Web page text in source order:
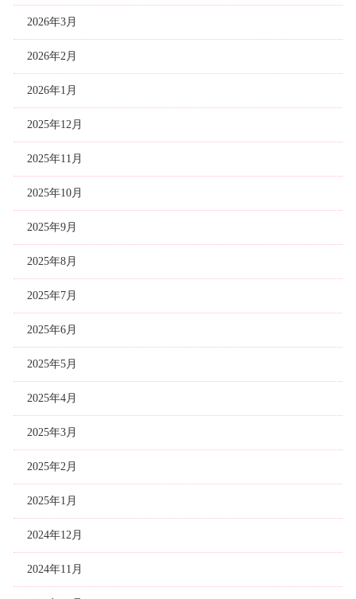
2026年3月
2026年2月
2026年1月
2025年12月
2025年11月
2025年10月
2025年9月
2025年8月
2025年7月
2025年6月
2025年5月
2025年4月
2025年3月
2025年2月
2025年1月
2024年12月
2024年11月